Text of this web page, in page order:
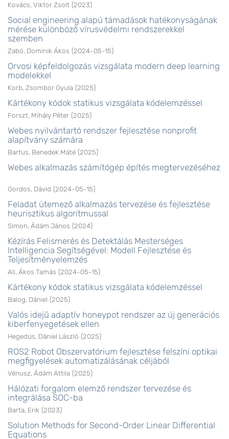
Kovács, Viktor Zsolt (2023)
Social engineering alapú támadások hatékonyságának
mérése különböző vírusvédelmi rendszerekkel
szemben
Zabó, Dominik Ákos (2024-05-15)
Orvosi képfeldolgozás vizsgálata modern deep learning
modelekkel
Korb, Zsombor Gyula (2025)
Kártékony kódok statikus vizsgálata kódelemzéssel
Forszt, Mihály Péter (2025)
Webes nyilvántartó rendszer fejlesztése nonprofit
alapítvány számára
Bartus, Benedek Máté (2025)
Webes alkalmazás számítógép építés megtervezéséhez
Gordos, Dávid (2024-05-15)
Feladat ütemező alkalmazás tervezése és fejlesztése
heurisztikus algoritmussal
Simon, Ádám János (2024)
Kézírás Felismerés és Detektálás Mesterséges
Intelligencia Segítségével: Modell Fejlesztése és
Teljesítményelemzés
Ali, Ákos Tamás (2024-05-15)
Kártékony kódok statikus vizsgálata kódelemzéssel
Balog, Dániel (2025)
Valós idejű adaptív honeypot rendszer az új generációs
kiberfenyegetések ellen
Hegedüs, Dániel László (2025)
ROS2 Robot Obszervatórium fejlesztése felszíni optikai
megfigyelések automatizálásának céljából
Vénusz, Ádám Attila (2025)
Hálózati forgalom elemző rendszer tervezése és
integrálása SOC-ba
Barta, Erik (2023)
Solution Methods for Second-Order Linear Differential
Equations